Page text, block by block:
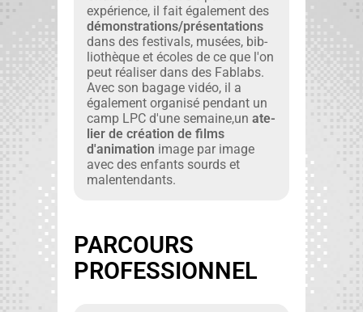
expéri­ence, il fait égale­ment des
démonstrations/présentations
dans des fes­ti­vals, musées, bib­
lio­thèque et écoles de ce que l'on
peut réalis­er dans des Fablabs.
Avec son bagage vidéo, il a
égale­ment organ­isé pen­dant un
camp LPC d'une semaine,un ate­
lier de créa­tion de films
d'animation image par image
avec des enfants sourds et
malen­ten­dants.
PARCOURS
PROFESSIONNEL